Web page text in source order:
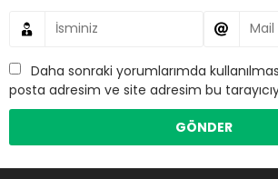
Daha sonraki yorumlarımda
posta adresim ve site adresim bu